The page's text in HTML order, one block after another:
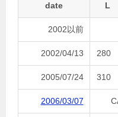
date L
2002以前
2002/04/13 280
2005/07/24 310
2006/03/07